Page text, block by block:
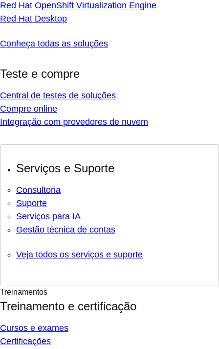
Red Hat OpenShift Virtualization Engine
Red Hat Desktop
Conheça todas as soluções
Teste e compre
Central de testes de soluções
Compre online
Integração com provedores de nuvem
Serviços e Suporte
Consultoria
Suporte
Serviços para IA
Gestão técnica de contas
Veja todos os serviços e suporte
Treinamentos
Treinamento e certificação
Cursos e exames
Certificações